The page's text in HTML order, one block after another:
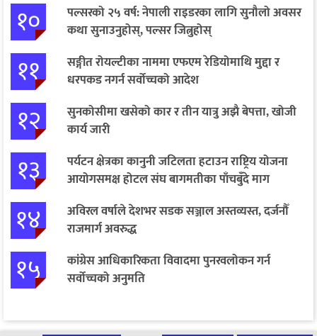
१०
पल्सरको २५ वर्ष: नेपाली राइडरका लागि सुनौलो अवसर
कथा सुनाउनुहोस्, पल्सर जित्नुहोस्
११
सङ्गीत रोयल्टीका नाममा एफएम रेडियोमाथि मुद्दा र
धरपकड नगर्न सर्वोच्चको आदेश
१२
सुनकोसीमा खसेको कार र तीन यात्रु अझै बेपत्ता, खोजी
कार्य जारी
१३
पर्यटन क्षेत्रका कानुनी जटिलता हटाउन राष्ट्रिय योजना
आयोगसमक्ष होटल संघ बागमतीका पाँचबुँदे माग
१४
अविरल वर्षाले देशभर सडक सञ्जाल अस्तव्यस्त, दर्जनौँ
राजमार्ग अवरुद्ध
१५
कांग्रेस आधिकारिकता विवादमा पुनरवलोकन गर्न
सर्वोच्चको अनुमति